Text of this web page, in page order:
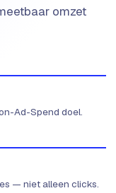
omzet
Ad-Spend doel.
— niet alleen clicks.